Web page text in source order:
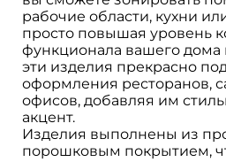
рабочие области, кухни
просто повышая уровень
функционала вашего дома
эти изделия прекрасно
оформления ресторанов,
офисов, добавляя им
акцент.
Изделия выполнены из
порошковым покрытием,